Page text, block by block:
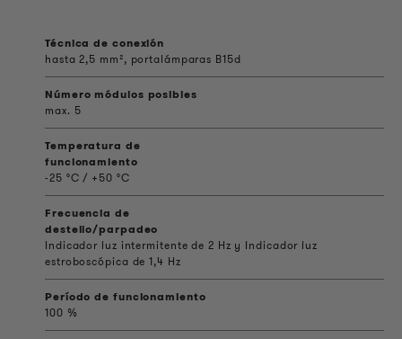
Técnica de conexión
hasta 2,5 mm², portalámparas B15d
Número módulos posibles
max. 5
Temperatura de
funcionamiento
-25 °C / +50 °C
Frecuencia de
destello/parpadeo
Indicador luz intermitente de 2 Hz y Indicador luz
estroboscópica de 1,4 Hz
Período de funcionamiento
100 %